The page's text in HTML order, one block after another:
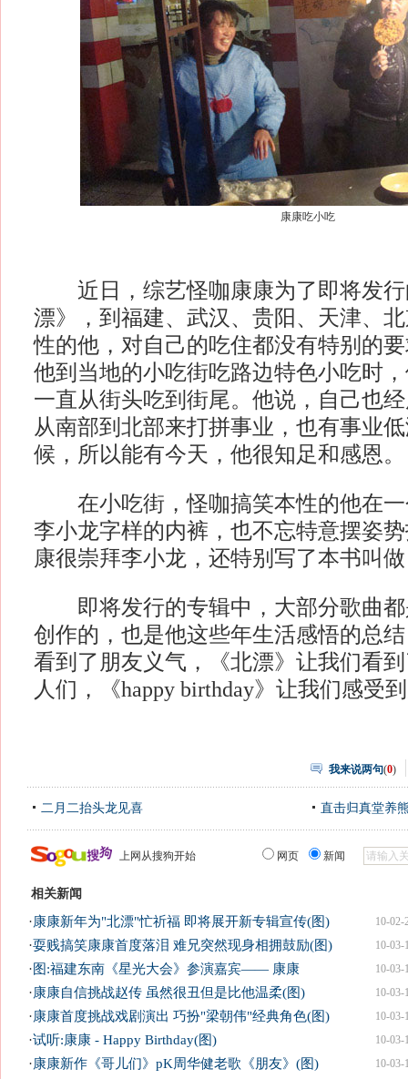
康康吃小吃
近日，综艺怪咖康康为了即将发行
漂》，到福建、武汉、贵阳、天津、
性的他，对自己的吃住都没有特别的
他到当地的小吃街吃路边特色小吃时
一直从街头吃到街尾。他说，自己也
从南部到北部来打拼事业，也有事业
候，所以能有今天，他很知足和感恩。
在小吃街，怪咖搞笑本性的他在一
李小龙字样的内裤，也不忘特意摆姿
康很崇拜李小龙，还特别写了本书叫
即将发行的专辑中，大部分歌曲都
创作的，也是他这些年生活感悟的总
看到了朋友义气，《北漂》让我们看
人们，《happy birthday》让我们感受
我来说两句(0)
二月二抬头龙见喜 直击归真堂养
上网从搜狗开始 网页 新闻
相关新闻
10-02-
·康康新年为"北漂"忙祈福 即将展开新专辑宣传(图)
10-03-
·耍贱搞笑康康首度落泪 难兄突然现身相拥鼓励(图)
10-03-
· 图:福建东南《星光大会》参演嘉宾—— 康康
10-03-
·康康自信挑战赵传 虽然很丑但是比他温柔(图)
10-03-
·康康首度挑战戏剧演出 巧扮"梁朝伟"经典角色(图)
10-03-
·试听:康康 - Happy Birthday(图)
10-03-
·康康新作《哥儿们》pK周华健老歌《朋友》(图)